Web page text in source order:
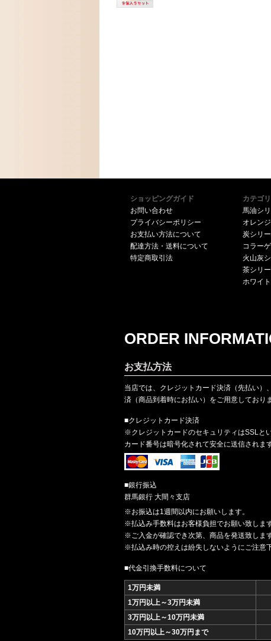
ショッピングガイド
お問い合わせ
プライバシーポリシー
お支払い方法について
配達方法・送料について
特定商取引法
カテゴ
馬油シ
オレン
炭シリ
コラー
火山灰
茶シリ
ホワイ
ORDER
お支払方法
当店では、クレジットカード決済（先払い）
済（商品到着時にお払い）をご用意しておりま
■クレジットカード決済
※クレジットカードのセキュリティはSSLと
カード番号は暗号化されて安全に送信されま
■銀行振込
群馬銀行 大間々支店
※お振込は1週間以内にお願いします。
※払込み手数料はお客様負担でお願い致します
※ご入金が確認でき次第、商品を発送致します
※払込み時の控えは紛失しないようにご注意下
■代金引換手数料について
1万円未満
1万円以上～3万円未満
3万円以上～10万円未満
10万円以上～30万円まで